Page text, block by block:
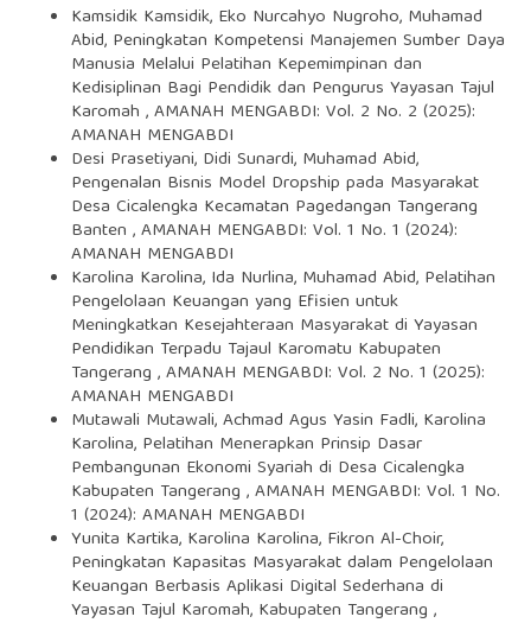
Kamsidik Kamsidik, Eko Nurcahyo Nugroho, Muhamad
Abid, Peningkatan Kompetensi Manajemen Sumber Daya
Manusia Melalui Pelatihan Kepemimpinan dan
Kedisiplinan Bagi Pendidik dan Pengurus Yayasan Tajul
Karomah ,AMANAH MENGABDI: Vol. 2 No. 2 (2025):
AMANAH MENGABDI
Desi Prasetiyani, Didi Sunardi, Muhamad Abid,
Pengenalan Bisnis Model Dropship pada Masyarakat
Desa Cicalengka Kecamatan Pagedangan Tangerang
Banten ,AMANAH MENGABDI: Vol. 1 No. 1 (2024):
AMANAH MENGABDI
Karolina Karolina, Ida Nurlina, Muhamad Abid, Pelatihan
Pengelolaan Keuangan yang Efisien untuk
Meningkatkan Kesejahteraan Masyarakat di Yayasan
Pendidikan Terpadu Tajaul Karomatu Kabupaten
Tangerang ,AMANAH MENGABDI: Vol. 2 No. 1 (2025):
AMANAH MENGABDI
Mutawali Mutawali, Achmad Agus Yasin Fadli, Karolina
Karolina, Pelatihan Menerapkan Prinsip Dasar
Pembangunan Ekonomi Syariah di Desa Cicalengka
Kabupaten Tangerang ,AMANAH MENGABDI: Vol. 1 No.
1 (2024): AMANAH MENGABDI
Yunita Kartika, Karolina Karolina, Fikron Al-Choir,
Peningkatan Kapasitas Masyarakat dalam Pengelolaan
Keuangan Berbasis Aplikasi Digital Sederhana di
Yayasan Tajul Karomah, Kabupaten Tangerang ,